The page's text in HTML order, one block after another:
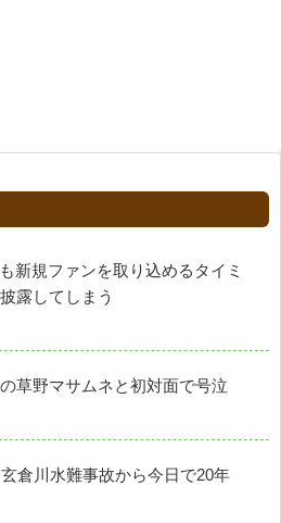
新規ファンを取り込めるタイミ
露してしまう
草野マサムネと初対面で号泣
倉川水難事故から今日で20年